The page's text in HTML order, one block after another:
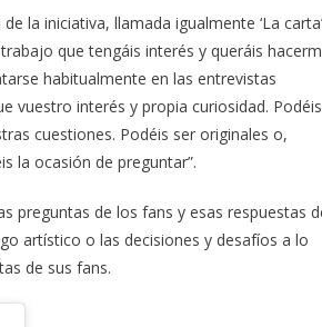
la iniciativa, llamada igualmente ‘La
que tengáis interés y queráis
habitualmente en las entrevistas
vuestro interés y propia curiosidad. Podéis
cuestiones. Podéis ser originales o,
la ocasión de preguntar”.
preguntas de los fans y esas respuestas
artístico o las decisiones y desafíos a lo
de sus fans.